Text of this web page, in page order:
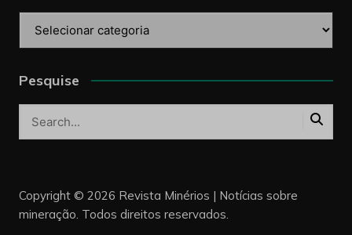
Pesquise
Copyright © 2026 Revista Minérios | Notícias sobre
mineração. Todos direitos reservados.